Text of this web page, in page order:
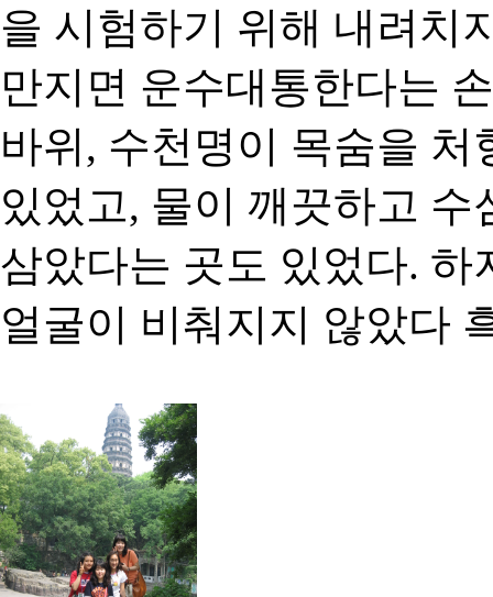
을 시험하기 위해 내려치
만지면 운수대통한다는
바위, 수천명이 목숨을
있었고, 물이 깨끗하고
삼았다는 곳도 있었다.
얼굴이 비춰지지 않았다